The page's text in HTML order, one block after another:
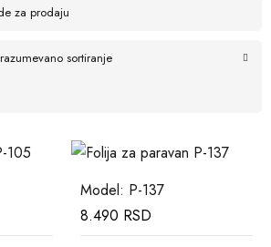
sortiranje
za prodaju
Model: P-137
8.490 RSD